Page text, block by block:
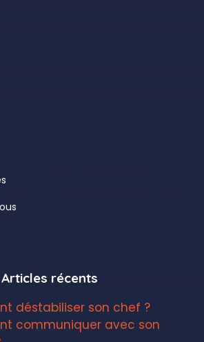
Articles récents
déstabiliser son chef ?
communiquer avec son